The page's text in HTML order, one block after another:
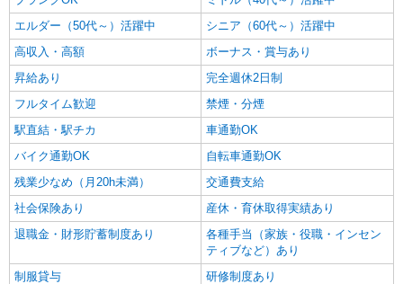
エルダー（50代～）活躍中
シニア（60代～）活躍中
高収入・高額
ボーナス・賞与あり
昇給あり
完全週休2日制
フルタイム歓迎
禁煙・分煙
駅直結・駅チカ
車通勤OK
バイク通勤OK
自転車通勤OK
残業少なめ（月20h未満）
交通費支給
社会保険あり
産休・育休取得実績あり
退職金・財形貯蓄制度あり
各種手当（家族・役職・インセン
ティブなど）あり
制服貸与
研修制度あり